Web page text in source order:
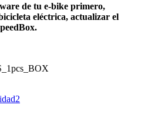
de tu e-bike primero,
eléctrica, actualizar el
2